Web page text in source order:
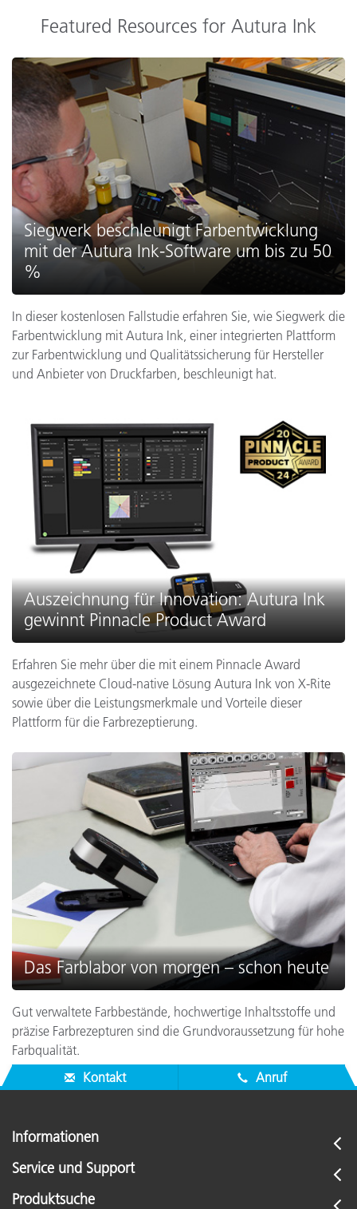
Featured Resources for Autura Ink
Siegwerk beschleunigt Farbentwicklung
mit der Autura Ink-Software um bis zu 50
%
In dieser kostenlosen Fallstudie erfahren Sie, wie Siegwerk die
Farbentwicklung mit Autura Ink, einer integrierten Plattform
zur Farbentwicklung und Qualitätssicherung für Hersteller
und Anbieter von Druckfarben, beschleunigt hat.
Auszeichnung für Innovation: Autura Ink
gewinnt Pinnacle Product Award
Erfahren Sie mehr über die mit einem Pinnacle Award
ausgezeichnete Cloud-native Lösung Autura Ink von X-Rite
sowie über die Leistungsmerkmale und Vorteile dieser
Plattform für die Farbrezeptierung.
Das Farblabor von morgen – schon heute
Gut verwaltete Farbbestände, hochwertige Inhaltsstoffe und
präzise Farbrezepturen sind die Grundvoraussetzung für hohe
Farbqualität.
Kontakt
Anruf
Informationen
Service und Support
Produktsuche